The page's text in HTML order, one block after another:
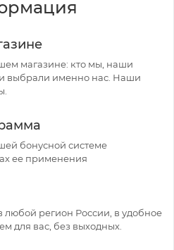
магазине: кто мы, наши
выбрали именно нас. Наши
бонусной системе
ее применения
любой регион России, в удобное
для вас, без выходных.